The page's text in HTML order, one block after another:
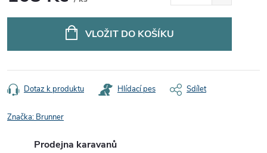
VLOŽIT DO KOŠÍKU
Dotaz k produktu Hlídací pes Sdílet
Značka: Brunner
Prodejna karavanů